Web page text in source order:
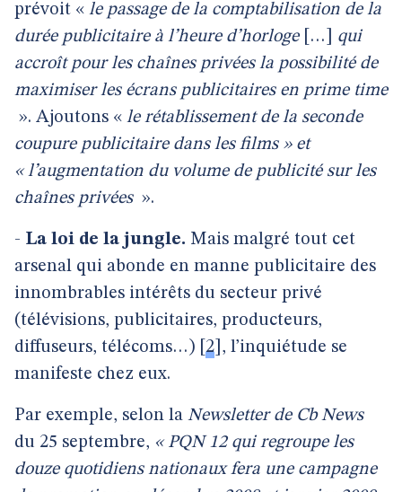
prévoit « le passage de la comptabilisation de la
durée publicitaire à l’heure d’horloge
[…] qui
accroît pour les chaînes privées la possibilité de
maximiser les écrans publicitaires en prime time
». Ajoutons « le rétablissement de la seconde
coupure publicitaire dans les films » et
« l’augmentation du volume de publicité sur les
chaînes privées ».
- La loi de la jungle. Mais malgré tout cet
arsenal qui abonde en manne publicitaire des
innombrables intérêts du secteur privé
(télévisions, publicitaires, producteurs,
diffuseurs, télécoms…) 2 , l’inquiétude se
manifeste chez eux.
Par exemple, selon la Newsletter de Cb News
du 25 septembre, « PQN 12 qui regroupe les
douze quotidiens nationaux fera une campagne